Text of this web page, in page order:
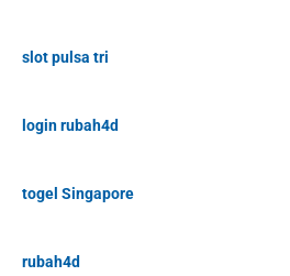
slot pulsa tri
login rubah4d
togel Singapore
rubah4d